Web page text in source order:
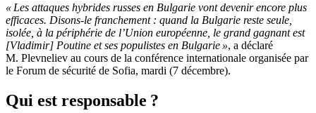
« Les attaques hybrides russes en Bulgarie vont devenir encore plus
efficaces. Disons-le franchement : quand la Bulgarie reste seule,
isolée, à la périphérie de l’Union européenne, le grand gagnant est
[Vladimir] Poutine et ses populistes en Bulgarie », a déclaré
M. Plevneliev au cours de la conférence internationale organisée par
le Forum de sécurité de Sofia, mardi (7 décembre).
Qui est responsable ?